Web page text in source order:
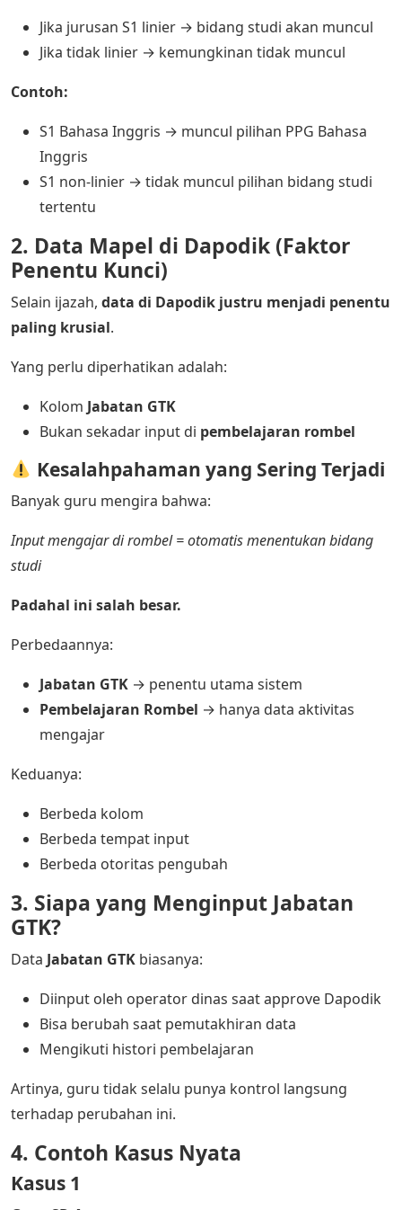
Jika jurusan S1 linier → bidang studi akan muncul
Jika tidak linier → kemungkinan tidak muncul
Contoh:
S1 Bahasa Inggris → muncul pilihan PPG Bahasa
Inggris
S1 non-linier → tidak muncul pilihan bidang studi
tertentu
2. Data Mapel di Dapodik (Faktor
Penentu Kunci)
Selain ijazah, data di Dapodik justru menjadi penentu
paling krusial.
Yang perlu diperhatikan adalah:
Kolom Jabatan GTK
Bukan sekadar input di pembelajaran rombel
Kesalahpahaman yang Sering Terjadi
Banyak guru mengira bahwa:
Input mengajar di rombel = otomatis menentukan bidang
studi
Padahal ini salah besar.
Perbedaannya:
Jabatan GTK → penentu utama sistem
Pembelajaran Rombel → hanya data aktivitas
mengajar
Keduanya:
Berbeda kolom
Berbeda tempat input
Berbeda otoritas pengubah
3. Siapa yang Menginput Jabatan
GTK?
Data Jabatan GTK biasanya:
Diinput oleh operator dinas saat approve Dapodik
Bisa berubah saat pemutakhiran data
Mengikuti histori pembelajaran
Artinya, guru tidak selalu punya kontrol langsung
terhadap perubahan ini.
4. Contoh Kasus Nyata
Kasus 1